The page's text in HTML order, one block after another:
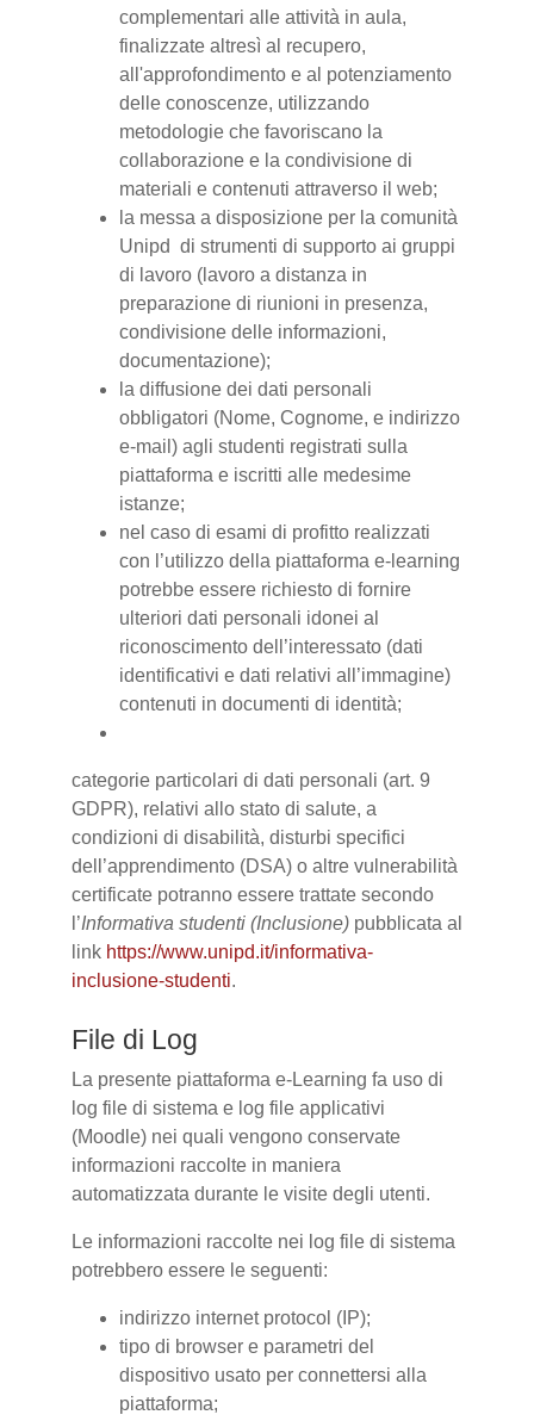
complementari alle attività in aula,
finalizzate altresì al recupero,
all'approfondimento e al potenziamento
delle conoscenze, utilizzando
metodologie che favoriscano la
collaborazione e la condivisione di
materiali e contenuti attraverso il web;
la messa a disposizione per la comunità
Unipd di strumenti di supporto ai gruppi
di lavoro (lavoro a distanza in
preparazione di riunioni in presenza,
condivisione delle informazioni,
documentazione);
la diffusione dei dati personali
obbligatori (Nome, Cognome, e indirizzo
e-mail) agli studenti registrati sulla
piattaforma e iscritti alle medesime
istanze;
nel caso di esami di profitto realizzati
con l’utilizzo della piattaforma e-learning
potrebbe essere richiesto di fornire
ulteriori dati personali idonei al
riconoscimento dell’interessato (dati
identificativi e dati relativi all’immagine)
contenuti in documenti di identità;
categorie particolari di dati personali (art. 9
GDPR), relativi allo stato di salute, a
condizioni di disabilità, disturbi specifici
dell’apprendimento (DSA) o altre vulnerabilità
certificate potranno essere trattate secondo
l’Informativa studenti (Inclusione) pubblicata al
link https://www.unipd.it/informativa-
inclusione-studenti.
File di Log
La presente piattaforma e-Learning fa uso di
log file di sistema e log file applicativi
(Moodle) nei quali vengono conservate
informazioni raccolte in maniera
automatizzata durante le visite degli utenti.
Le informazioni raccolte nei log file di sistema
potrebbero essere le seguenti:
indirizzo internet protocol (IP);
tipo di browser e parametri del
dispositivo usato per connettersi alla
piattaforma;